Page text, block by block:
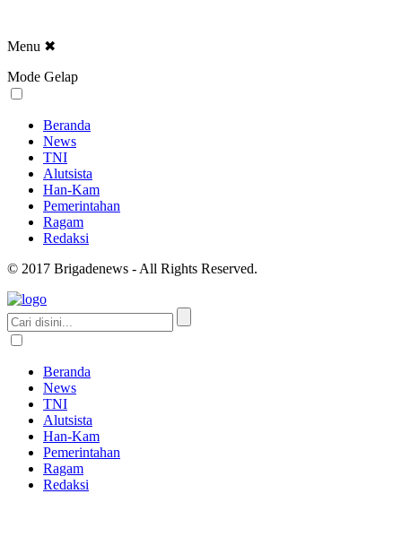
Menu ✖
Mode Gelap
Beranda
News
TNI
Alutsista
Han-Kam
Pemerintahan
Ragam
Redaksi
© 2017 Brigadenews - All Rights Reserved.
Beranda
News
TNI
Alutsista
Han-Kam
Pemerintahan
Ragam
Redaksi